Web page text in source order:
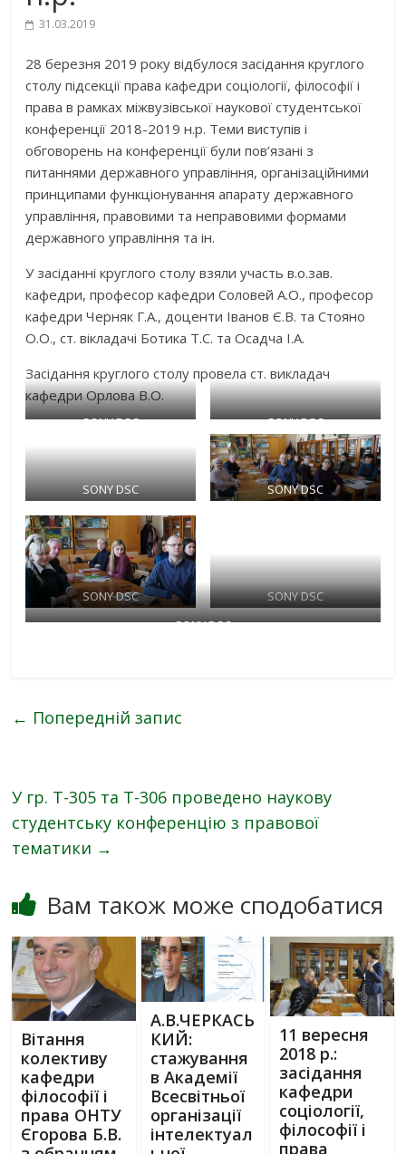
31.03.2019
28 березня 2019 року відбулося засідання круглого
столу підсекції права кафедри соціології, філософії і
права в рамках міжвузівської наукової студентської
конференції 2018-2019 н.р. Теми виступів і
обговорень на конференції були пов’язані з
питаннями державного управління, організаційними
принципами функціонування апарату державного
управління, правовими та неправовими формами
державного управління та ін.
У засіданні круглого столу взяли участь в.о.зав.
кафедри, професор кафедри Соловей А.О., професор
кафедри Черняк Г.А., доценти Іванов Є.В. та Стояно
О.О., ст. вікладачі Ботика Т.С. та Осадча І.А.
Засідання круглого столу провела ст. викладач
кафедри Орлова В.О.
SONY DSC SONY DSC
SONY DSC SONY DSC
SONY DSC
SONY DSC
SONY DSC
← Попередній запис
У гр. Т-305 та Т-306 проведено наукову
студентську конференцію з правової
тематики →
Вам також може сподобатися
Вітання
колективу
кафедри
філософії і
права ОНТУ
Єгорова Б.В.
А.В.ЧЕРКАСЬ
КИЙ:
стажування
в Академії
Всесвітньої
організації
інтелектуал
11 вересня
2018 р.:
засідання
кафедри
соціології,
філософії і
права